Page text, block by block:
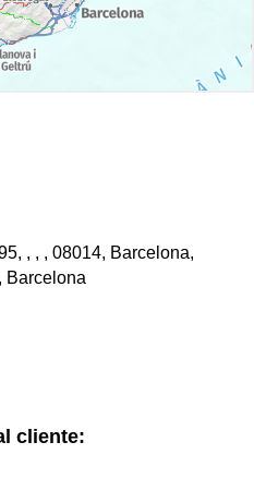
, , , 08014, Barcelona,
Barcelona
cliente: